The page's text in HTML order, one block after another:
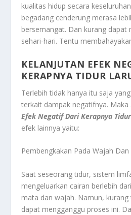
kualitas hidup secara
begadang cenderung merasa
bersemangat. Dan kurang dapat
sehari-hari. Tentu
KELANJUTAN EFEK
KERAPNYA TIDUR
Terlebih tidak hanya itu saja
terkait dampak negatifnya.
Efek Negatif Dari Kerapnya
efek lainnya yaitu:
Pembengkakan Pada Wajah
Saat seseorang tidur, sistem
mengeluarkan cairan berlebih
mata dan wajah. Namun,
dapat mengganggu proses ini.